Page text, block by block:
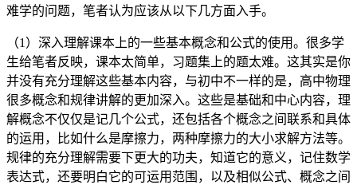
难学的问题，笔者认为应该从以下几方面入手。
（1）深入理解课本上的一些基本概念和公式的使用。很多学
生给笔者反映，课本太简单，习题集上的题太难。这其实是你
并没有充分理解这些基本内容，与初中不一样的是，高中物理
很多概念和规律讲解的更加深入。这些是基础和中心内容，理
解概念不仅仅是记几个公式，还包括各个概念之间联系和具体
的运用，比如什么是摩擦力，两种摩擦力的大小求解方法等。
规律的充分理解需要下更大的功夫，知道它的意义，记住数学
表达式，还要明白它的可运用范围，以及相似公式、概念之间